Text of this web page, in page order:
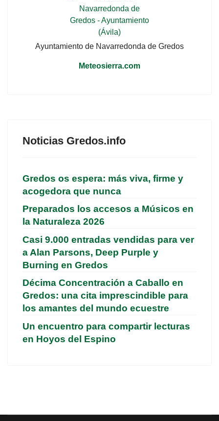
Ayuntamiento de Navarredonda de Gredos
Meteosierra.com
Noticias Gredos.info
Gredos os espera: más viva, firme y
acogedora que nunca
Preparados los accesos a Músicos en
la Naturaleza 2026
Casi 9.000 entradas vendidas para ver
a Alan Parsons, Deep Purple y
Burning en Gredos
Décima Concentración a Caballo en
Gredos: una cita imprescindible para
los amantes del mundo ecuestre
Un encuentro para compartir lecturas
en Hoyos del Espino